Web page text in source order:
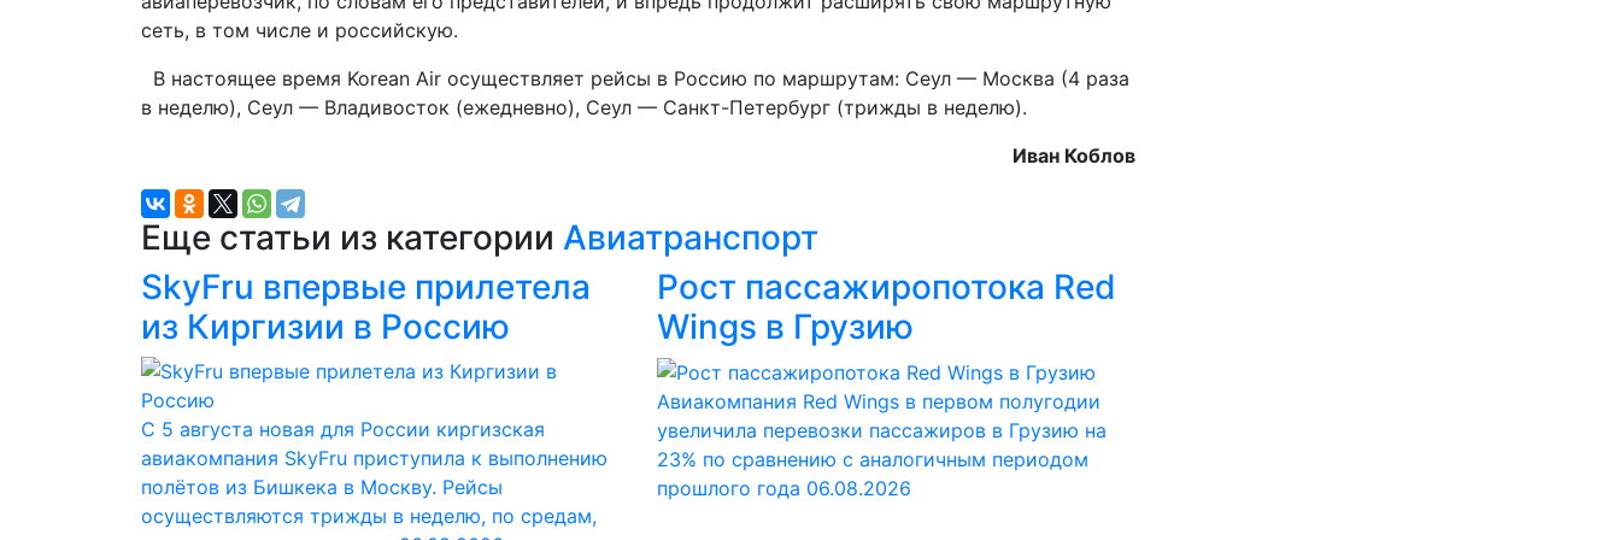
сеть, в том числе и российскую.
В настоящее время Korean Air осуществляет рейсы в Россию по маршрутам: Сеул — Москва (4 раза
в неделю), Сеул — Владивосток (ежедневно), Сеул — Санкт-Петербург (трижды в неделю).
Иван Коблов
Еще статьи из категории Авиатранспорт
SkyFru впервые прилетела
из Киргизии в Россию
С 5 августа новая для России киргизская
авиакомпания SkyFru приступила к выполнению
полётов из Бишкека в Москву. Рейсы
осуществляются трижды в неделю, по средам,
Рост пассажиропотока Red
Wings в Грузию
Авиакомпания Red Wings в первом полугодии
увеличила перевозки пассажиров в Грузию на
23% по сравнению с аналогичным периодом
прошлого года 06.08.2026